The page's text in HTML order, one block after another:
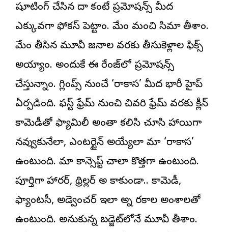
షూటింగ్ చేసిన దాని కంటే ప్రమోషన్స్ మీద
ఎక్కువగా ఫోకస్ పెట్టాం. మేం మంచి సినిమాని తీశాం.
మేం తీసిన మూవీని జనాల వరకు తీసుకెళ్లాలని ఫిక్స్
అయ్యాం. అందుకే ఈ రేంజ్‌లో ప్రమోషన్స్
చేస్తున్నాం. గ్లింప్స్ నుంచే ‘రాకాస’ మీద భారీ హైప్
ఏర్పడింది. ఫస్ట్ ఫ్రేమ్ నుంచి చివరి ఫ్రేమ్ వరకు క్లీన్
కామెడీతో ఫ్యామిలీ అంతా కలిసి చూసి హాయిగా
నవ్వుకునేలా, ఎంటర్టైన్ అయ్యేలా మా ‘రాకాస’
ఉంటుంది. మా కాన్సెప్ట్ చాలా కొత్తగా ఉంటుంది.
పూర్తిగా హారర్, థ్రిల్లర్ అని కాకుండా.. కామెడీ,
ఫ్యాంటసీ, అడ్వెంచర్ ఇలా అన్ని రకాల అంశాలతో
ఉంటుంది. అనుకున్న బడ్జెట్‌లోనే మూవీని తీశాం.